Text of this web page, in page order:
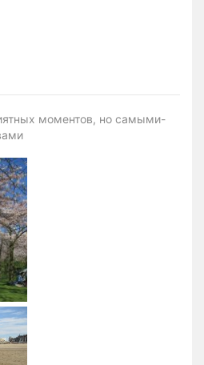
моментов, но самыми-